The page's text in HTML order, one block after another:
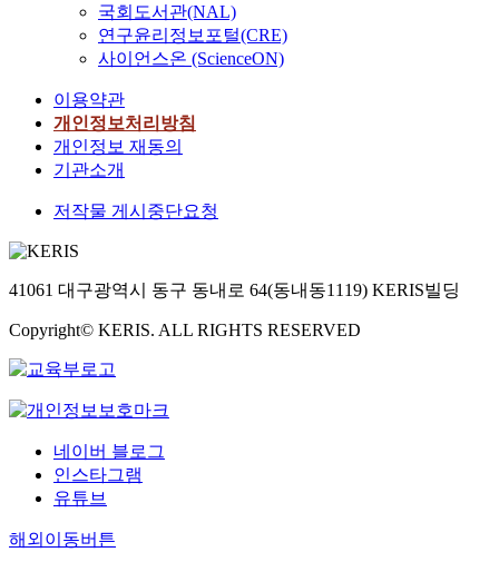
국회도서관(NAL)
연구윤리정보포털(CRE)
사이언스온 (ScienceON)
이용약관
개인정보처리방침
개인정보 재동의
기관소개
저작물 게시중단요청
41061 대구광역시 동구 동내로 64(동내동1119) KERIS빌딩
Copyright© KERIS. ALL RIGHTS RESERVED
네이버 블로그
인스타그램
유튜브
해외이동버튼